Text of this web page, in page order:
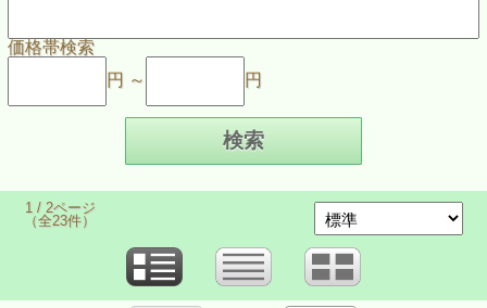
価格帯検索
円 ～
円
1 / 2ページ
（全23件）